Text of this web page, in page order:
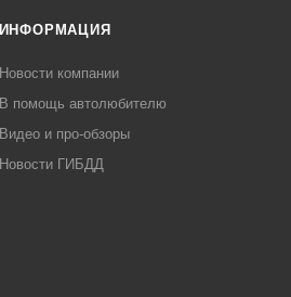
ИНФОРМАЦИЯ
Новости компании
В помощь автолюбителю
Видео и про-обзоры
Новости ГИБДД